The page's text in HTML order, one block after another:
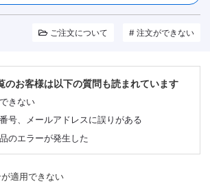
ご注文について 注文ができない
のお客様は以下の質問も読まれています
きない
号、メールアドレスに誤りがある
のエラーが発生した
適用できない